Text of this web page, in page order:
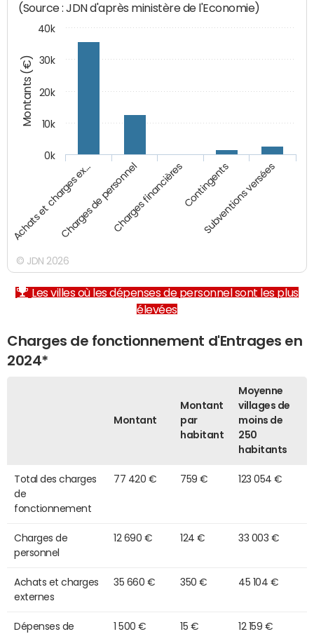
Montants (€)
(Source : JDN d'après ministère de l'Economie)
Achats et charges ex…Charges de personnelCharges financièresContingents
Subventions versées
0k
10k
20k
30k
40k
© JDN 2026
Les villes où les dépenses de personnel sont les plus
élevées
Charges de fonctionnement d'Entrages en
2024*
Montant
Montant
par
habitant
Moyenne
villages de
moins de
250
habitants
Total des charges
de
fonctionnement
77 420 € 759 € 123 054 €
Charges de
personnel
12 690 € 124 € 33 003 €
Achats et charges
externes
35 660 € 350 € 45 104 €
Dépenses de 1 500 € 15 € 12 159 €